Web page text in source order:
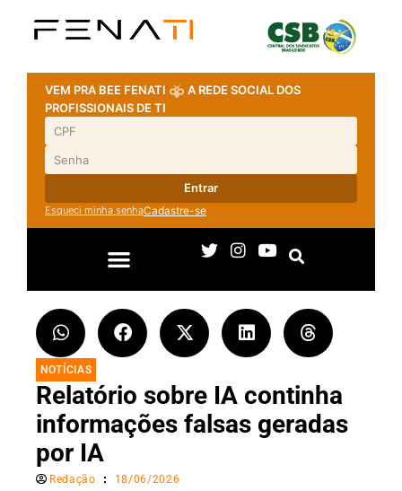
VEM PRA BEE FENATI
A REDE SOCIAL DOS
PROFISSIONAIS DE TI
Entrar
Esqueci minha senhaCadastre-se
NOTÍCIAS
Relatório sobre IA continha
informações falsas geradas
por IA
Redação 18/06/2026